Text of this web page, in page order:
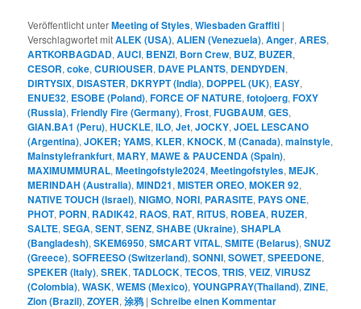
Veröffentlicht unterMeeting of Styles,Wiesbaden Graffiti |
Verschlagwortet mitALEK (USA),ALIEN (Venezuela),Anger,ARES,
ARTKORBAGDAD,AUCI, BENZI, Born Crew, BUZ, BUZER,
CESOR,coke,CURIOUSER, DAVE PLANTS, DENDYDEN,
DIRTYSIX, DISASTER, DKRYPT (India), DOPPEL (UK), EASY,
ENUE32, ESOBE (Poland),FORCE OF NATURE,fotojoerg,FOXY
(Russia),Friendly Fire (Germany),Frost,FUGBAUM,GES,
GIAN.BA1 (Peru),HUCKLE,ILO,Jet,JOCKY,JOEL LESCANO
(Argentina),JOKER; YAMS,KLER,KNOCK,M (Canada),mainstyle,
Mainstylefrankfurt,MARY,MAWE & PAUCENDA (Spain),
MAXIMUMMURAL,Meetingofstyle2024,Meetingofstyles,MEJK,
MERINDAH (Australia),MIND21,MISTER OREO,MOKER 92,
NATIVE TOUCH (Israel),NIGMO,NORI, PARASITE, PAYS ONE,
PHOT, PORN, RADIK42, RAOS, RAT, RITUS, ROBEA, RUZER,
SALTE,SEGA,SENT,SENZ,SHABE (Ukraine),SHAPLA
(Bangladesh),SKEM6950,SMCART VITAL,SMITE (Belarus),SNUZ
(Greece),SOFREESO (Switzerland),SONNI,SOWET,SPEEDONE,
SPEKER (Italy),SREK,TADLOCK,TECOS,TRIS,VEIZ,VIRUSZ
(Colombia),WASK,WEMS (Mexico),YOUNGPRAY(Thailand),ZINE,
Zion (Brazil),ZOYER,涂鸦 |Schreibe einen Kommentar